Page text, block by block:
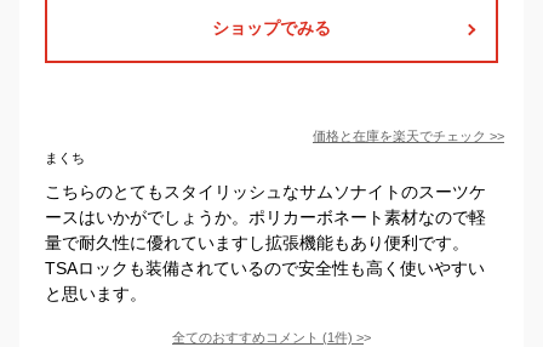
ショップでみる
価格と在庫を楽天でチェック >>
まくち
こちらのとてもスタイリッシュなサムソナイトのスーツケ
ースはいかがでしょうか。ポリカーボネート素材なので軽
量で耐久性に優れていますし拡張機能もあり便利です。
TSAロックも装備されているので安全性も高く使いやすい
と思います。
全てのおすすめコメント (1件) >